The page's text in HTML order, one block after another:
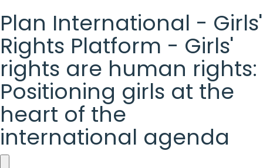
Plan International - Girls'
Rights Platform - Girls'
rights are human rights:
Positioning girls at the
heart of the
international agenda